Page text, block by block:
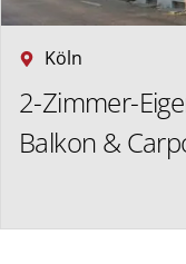
Köln
2-Zimmer-
Balkon &